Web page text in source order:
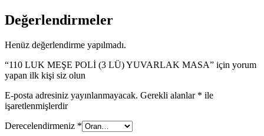
Değerlendirmeler
Henüz değerlendirme yapılmadı.
“110 LUK MEŞE POLİ (3 LÜ) YUVARLAK MASA” için yorum
yapan ilk kişi siz olun
E-posta adresiniz yayınlanmayacak. Gerekli alanlar * ile
işaretlenmişlerdir
Derecelendirmeniz *